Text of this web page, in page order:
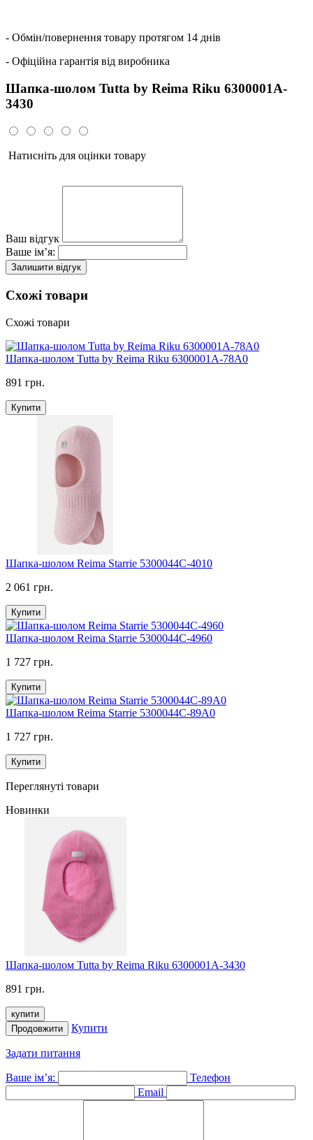
- Обмін/повернення товару протягом 14 днів
- Офіційна гарантія від виробника
Шапка-шолом Tutta by Reima Riku 6300001A-
3430
Натисніть для оцінки товару
Ваш відгук
Ваше ім’я:
Залишити відгук
Схожі товари
Схожі товари
Шапка-шолом Tutta by Reima Riku 6300001A-78A0
891 грн.
Купити
Шапка-шолом Reima Starrie 5300044C-4010
2 061 грн.
Купити
Шапка-шолом Reima Starrie 5300044C-4960
1 727 грн.
Купити
Шапка-шолом Reima Starrie 5300044C-89A0
1 727 грн.
Купити
Переглянуті товари
Новинки
Шапка-шолом Tutta by Reima Riku 6300001A-3430
891 грн.
купити
Продовжити
Купити
Задати питання
Ваше ім’я:
Телефон
Email